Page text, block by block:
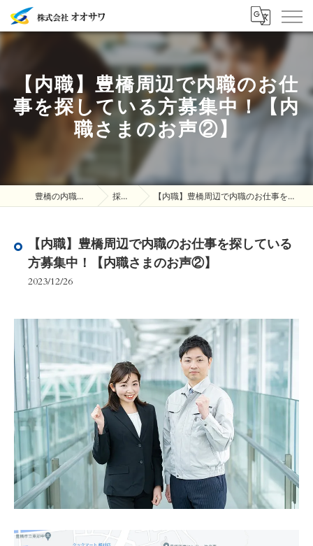
【内職】豊橋周辺で内職のお仕
事を探している方募集中！【内
職さまのお声②】
豊橋の内職は株式会社オオサワ 採用ブログ 【内職】豊橋周辺で内職のお仕事を探している方募集中！【内職さまのお声②】
【内職】豊橋周辺で内職のお仕事を探している
方募集中！【内職さまのお声②】
2023/12/26